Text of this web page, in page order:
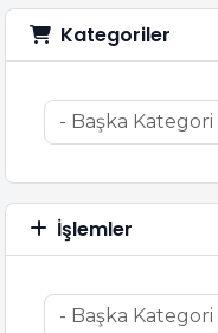
Kategoriler
İşlemler